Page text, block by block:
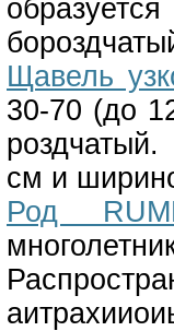
Щавель
30-70 (до
см и
Род